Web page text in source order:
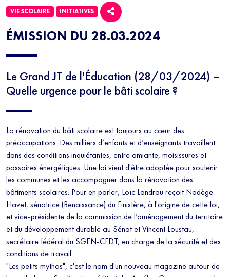
ÉMISSION DU 28.03.2024
Le Grand JT de l'Éducation (28/03/2024) –
Quelle urgence pour le bâti scolaire ?
La rénovation du bâti scolaire est toujours au cœur des
préoccupations. Des milliers d’enfants et d’enseignants travaillent
dans des conditions inquiétantes, entre amiante, moisissures et
passoires énergétiques. Une loi vient d'être adoptée pour soutenir
les communes et les accompagner dans la rénovation des
bâtiments scolaires. Pour en parler, Loïc Landrau reçoit Nadège
Havet, sénatrice (Renaissance) du Finistère, à l'origine de cette loi,
et vice-présidente de la commission de l’aménagement du territoire
et du développement durable au Sénat et Vincent Loustau,
secrétaire fédéral du SGEN-CFDT, en charge de la sécurité et des
conditions de travail.
"Les petits mythos", c'est le nom d'un nouveau magazine autour de
VIE SCOLAIRE INITIATIVES